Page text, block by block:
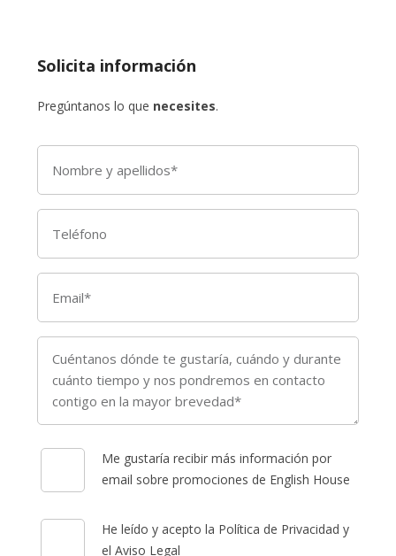
Solicita información
Pregúntanos lo que necesites.
Me gustaría recibir más información por
email sobre promociones de English House
He leído y acepto la Política de Privacidad y
el Aviso Legal